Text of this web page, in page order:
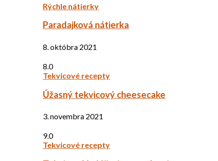
Rýchle nátierky
Paradajková nátierka
8. októbra 2021
8.0
Tekvicové recepty
Úžasný tekvicový cheesecake
3. novembra 2021
9.0
Tekvicové recepty